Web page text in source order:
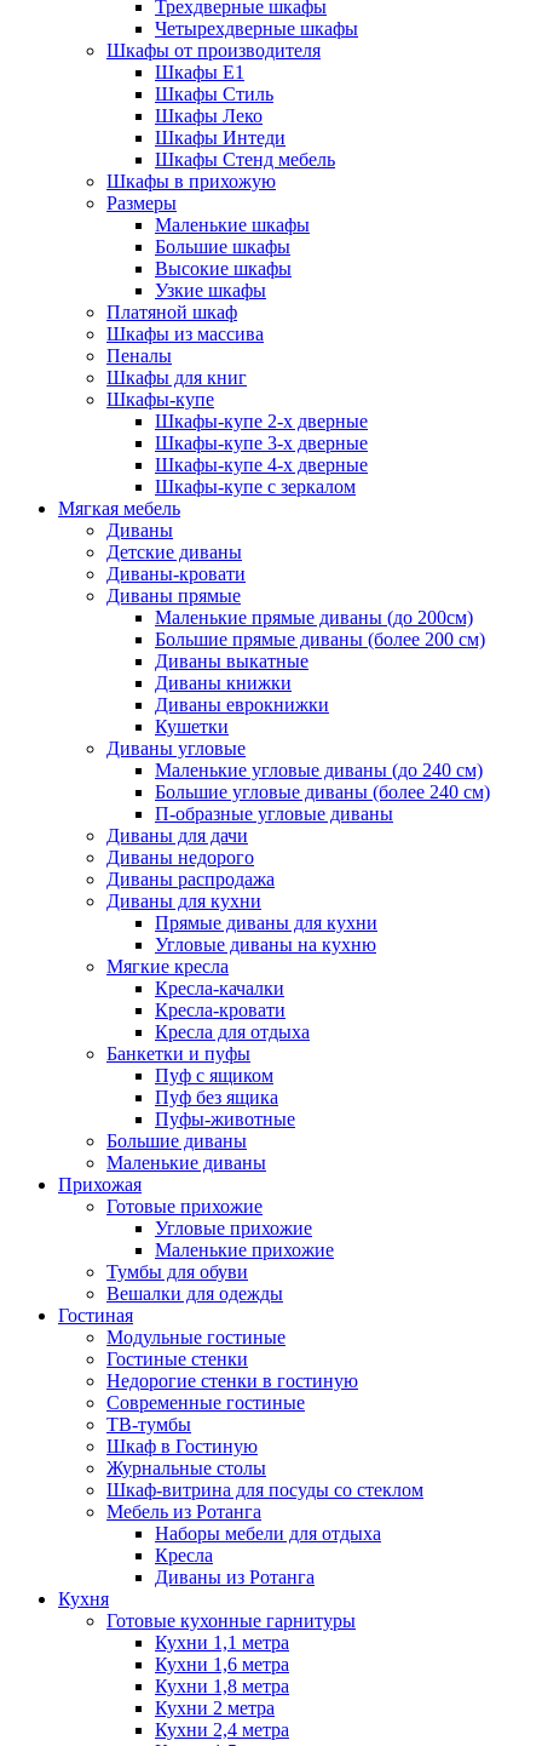
Трехдверные шкафы
Четырехдверные шкафы
Шкафы от производителя
Шкафы E1
Шкафы Стиль
Шкафы Леко
Шкафы Интеди
Шкафы Стенд мебель
Шкафы в прихожую
Размеры
Маленькие шкафы
Большие шкафы
Высокие шкафы
Узкие шкафы
Платяной шкаф
Шкафы из массива
Пеналы
Шкафы для книг
Шкафы-купе
Шкафы-купе 2-х дверные
Шкафы-купе 3-х дверные
Шкафы-купе 4-х дверные
Шкафы-купе с зеркалом
Мягкая мебель
Диваны
Детские диваны
Диваны-кровати
Диваны прямые
Маленькие прямые диваны (до 200см)
Большие прямые диваны (более 200 см)
Диваны выкатные
Диваны книжки
Диваны еврокнижки
Кушетки
Диваны угловые
Маленькие угловые диваны (до 240 см)
Большие угловые диваны (более 240 см)
П-образные угловые диваны
Диваны для дачи
Диваны недорого
Диваны распродажа
Диваны для кухни
Прямые диваны для кухни
Угловые диваны на кухню
Мягкие кресла
Кресла-качалки
Кресла-кровати
Кресла для отдыха
Банкетки и пуфы
Пуф с ящиком
Пуф без ящика
Пуфы-животные
Большие диваны
Маленькие диваны
Прихожая
Готовые прихожие
Угловые прихожие
Маленькие прихожие
Тумбы для обуви
Вешалки для одежды
Гостиная
Модульные гостиные
Гостиные стенки
Недорогие стенки в гостиную
Современные гостиные
ТВ-тумбы
Шкаф в Гостиную
Журнальные столы
Шкаф-витрина для посуды со стеклом
Мебель из Ротанга
Наборы мебели для отдыха
Кресла
Диваны из Ротанга
Кухня
Готовые кухонные гарнитуры
Кухни 1,1 метра
Кухни 1,6 метра
Кухни 1,8 метра
Кухни 2 метра
Кухни 2,4 метра